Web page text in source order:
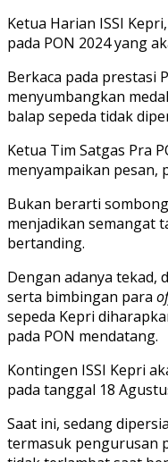
Ketua Harian ISSI
pada PON 2024 yang
Berkaca pada prestasi
menyumbangkan
balap sepeda tidak
Ketua Tim Satgas Pra
menyampaikan pesan,
Bukan berarti
menjadikan semangat
bertanding.
Dengan adanya tekad,
serta bimbingan para
sepeda Kepri
pada PON mendatang.
Kontingen ISSI Kepri
pada tanggal 18
Saat ini, sedang
termasuk pengurusan